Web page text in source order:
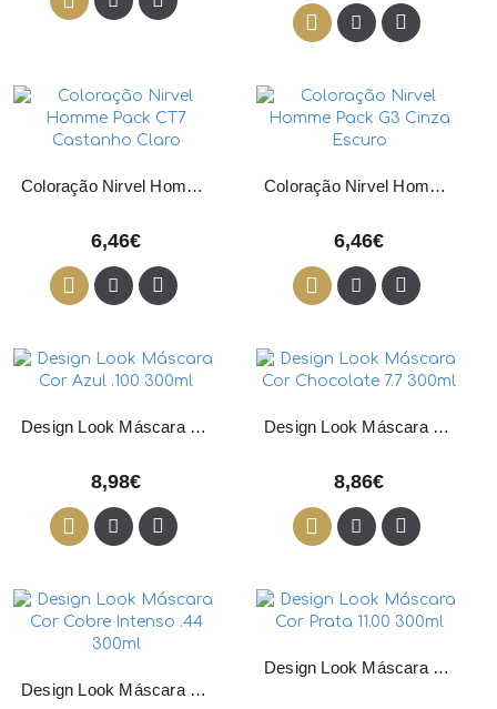
Coloração Nirvel Homme Pack CT7 Castanho Claro
6,46€
Coloração Nirvel Homme Pack G3 Cinza Escuro
6,46€
Design Look Máscara Cor Azul .100 300ml
8,98€
Design Look Máscara Cor Chocolate 7.7 300ml
8,86€
Design Look Máscara Cor Cobre Intenso .44 300ml
Design Look Máscara Cor Prata 11.00 300ml